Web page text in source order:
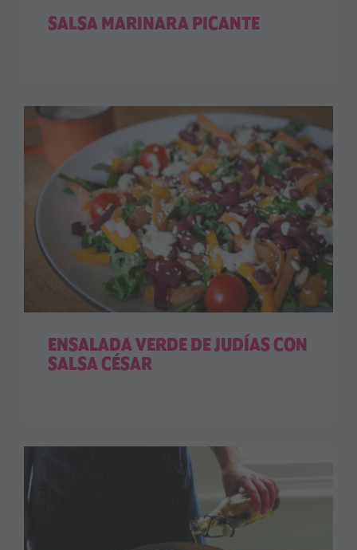
SALSA MARINARA PICANTE
ENSALADA VERDE DE JUDÍAS CON
SALSA CÉSAR